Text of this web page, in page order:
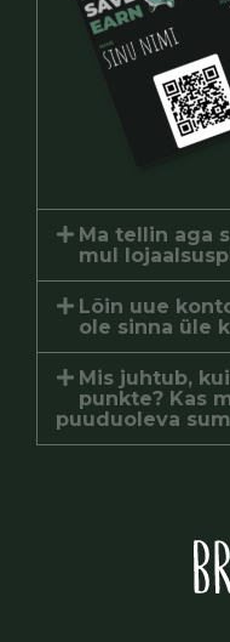
Ma tellin aga
mul
Lõin uue
ole sinna üle
Mis juhtub,
punkte? Kas
puuduoleva